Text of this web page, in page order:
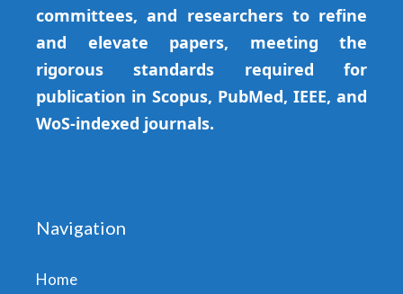
committees, and researchers to refine
and elevate papers, meeting the
rigorous standards required for
publication in Scopus, PubMed, IEEE, and
WoS-indexed journals.
Navigation
Home